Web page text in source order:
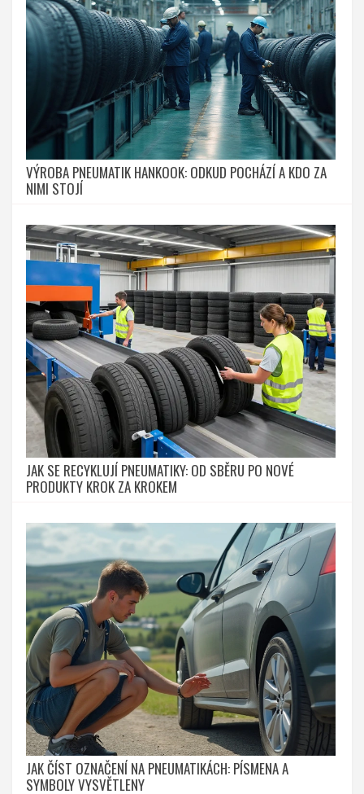
VÝROBA PNEUMATIK HANKOOK: ODKUD POCHÁZÍ A KDO ZA
NIMI STOJÍ
JAK SE RECYKLUJÍ PNEUMATIKY: OD SBĚRU PO NOVÉ
PRODUKTY KROK ZA KROKEM
JAK ČÍST OZNAČENÍ NA PNEUMATIKÁCH: PÍSMENA A
SYMBOLY VYSVĚTLENY